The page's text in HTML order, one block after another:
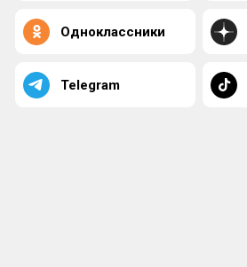
Одноклассники
Telegram